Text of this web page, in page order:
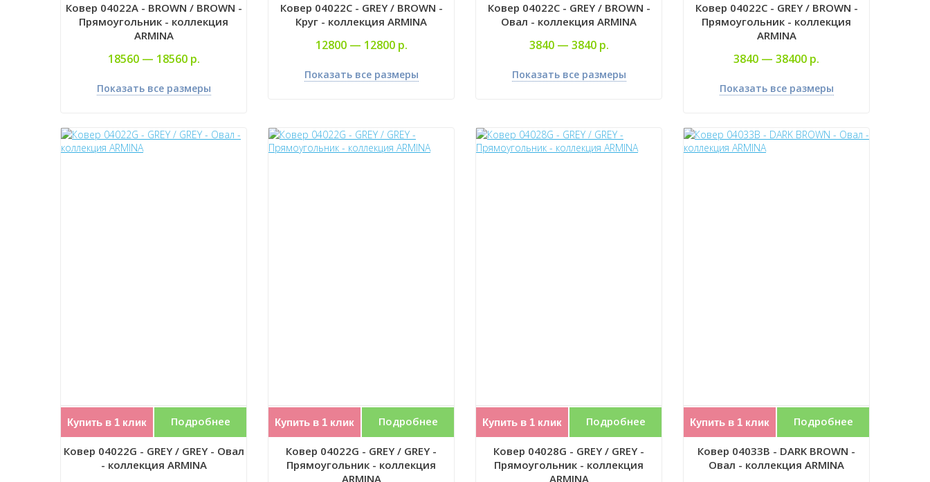
Ковер 04022A - BROWN / BROWN -
Прямоугольник - коллекция
ARMINA
18560 — 18560 р.
Показать все размеры
Ковер 04022C - GREY / BROWN -
Круг - коллекция ARMINA
12800 — 12800 р.
Показать все размеры
Ковер 04022C - GREY / BROWN -
Овал - коллекция ARMINA
3840 — 3840 р.
Показать все размеры
Ковер 04022C - GREY / BROWN -
Прямоугольник - коллекция
ARMINA
3840 — 38400 р.
Показать все размеры
Купить в 1 клик Подробнее
Ковер 04022G - GREY / GREY - Овал
- коллекция ARMINA
Купить в 1 клик Подробнее
Ковер 04022G - GREY / GREY -
Прямоугольник - коллекция
ARMINA
Купить в 1 клик Подробнее
Ковер 04028G - GREY / GREY -
Прямоугольник - коллекция
ARMINA
Купить в 1 клик Подробнее
Ковер 04033B - DARK BROWN -
Овал - коллекция ARMINA